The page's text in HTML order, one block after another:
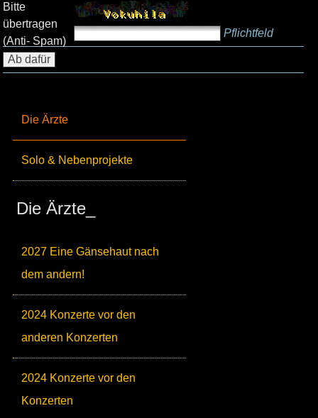
Die Ärzte
Solo & Nebenprojekte
Die Ärzte_
2027 Eine Gänsehaut nach
dem andern!
2024 Konzerte vor den
anderen Konzerten
2024 Konzerte vor den
Konzerten
Bitte
übertragen
(Anti- Spam)
Pflichtfeld